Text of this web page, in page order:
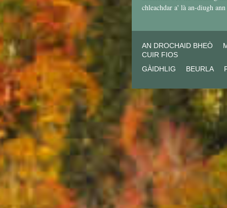
chleachdar a' là an-diugh
AN DROCHAID BHEÒ
CUIR FIOS
GÀIDHLIG
BEURLA